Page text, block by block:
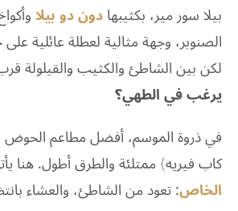
بيلا سور مير، بكثيبهادون دو بيلا
الصنوبر، وجهة مثالية لعطلة عائلية
لكن بين الشاطئ والكثيب والقيلولة
يرغب في الطهي؟
في ذروة الموسم، أفضل مطاعم الحوض
كاب فيريه) ممتلئة والطرق أطول. هنا
الخاص: تعود من الشاطئ، والعشاء